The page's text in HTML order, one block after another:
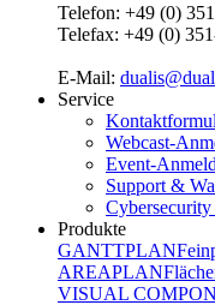
Telefon: +49 (0)
Telefax: +49 (0)
E-Mail:
Service
Webcast-
Event-
Support &
Produkte
GANTTPLAN
AREAPLAN
VISUAL